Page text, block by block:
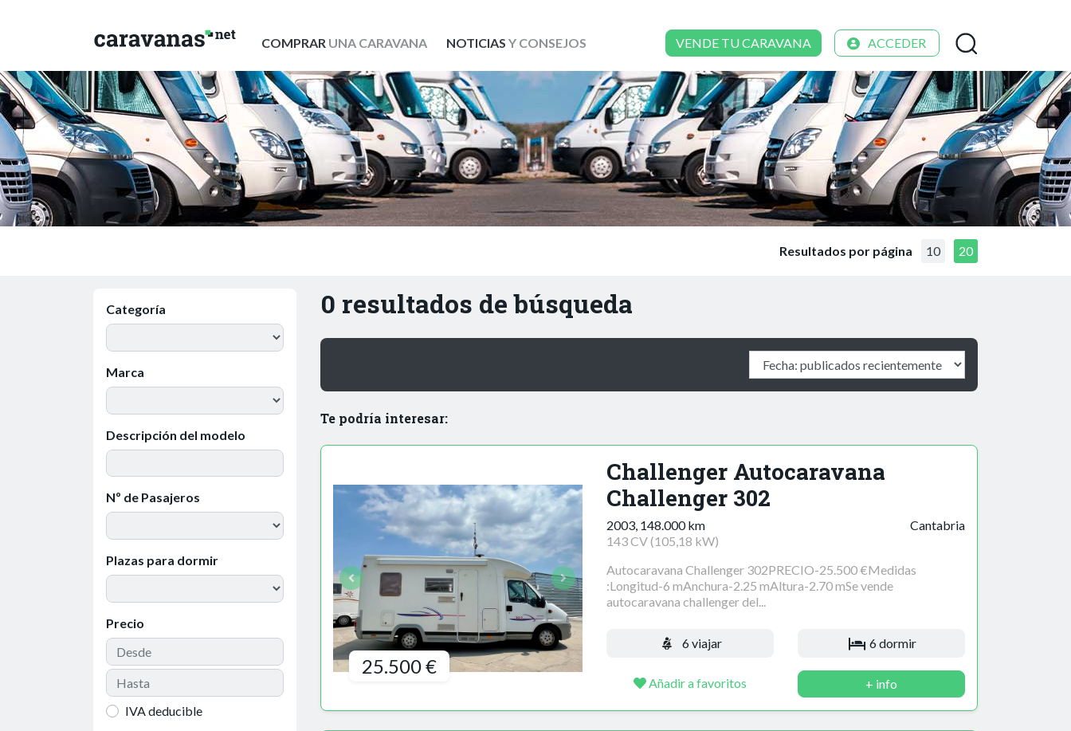
COMPRARUNA CARAVANA NOTICIAS Y CONSEJOS VENDE TU CARAVANA ACCEDER
Resultados por página 10 20
Categoría
Marca
Descripción del modelo
Nº de Pasajeros
Plazas para dormir
Precio
IVA deducible
0 resultados de búsqueda
Te podría interesar:
25.500 €
Challenger Autocaravana
Challenger 302
2003, 148.000 km
143 CV (105,18 kW)
Cantabria
Autocaravana Challenger 302PRECIO-25.500 €Medidas
:Longitud-6 mAnchura-2.25 mAltura-2.70 mSe vende
autocaravana challenger del...
6 viajar 6 dormir
Añadir a favoritos + info